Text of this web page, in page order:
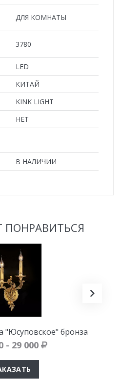
ДЛЯ КОМНАТЫ
3780
LED
КИТАЙ
KINK LIGHT
НЕТ
В НАЛИЧИИ
ПОНРАВИТЬСЯ
"Юсуповское" бронза
- 29 000